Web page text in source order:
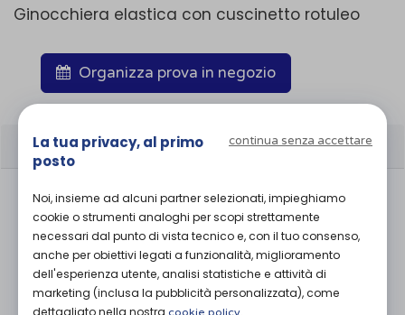
Ginocchiera elastica con cuscinetto rotuleo
Organizza prova in negozio
CARATTERISTICHE
Design anatomico in maglia 3D per
compressione e sostegno superiore
Tessuto morbido, traspirante ed elastico
per un maggiore comfort con stecche
flessibili
Cuscinetto anatomico morbido per la
La tua privacy, al primo
posto
continua senza accettare
Noi, insieme ad alcuni partner selezionati, impieghiamo
cookie o strumenti analoghi per scopi strettamente
necessari dal punto di vista tecnico e, con il tuo consenso,
anche per obiettivi legati a funzionalità, miglioramento
dell'esperienza utente, analisi statistiche e attività di
marketing (inclusa la pubblicità personalizzata), come
dettagliato nella nostra cookie policy.